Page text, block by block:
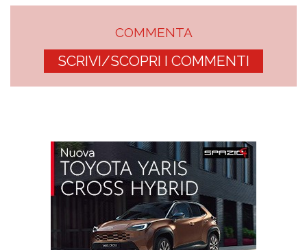
COMMENTA
SCRIVI/SCOPRI I COMMENTI